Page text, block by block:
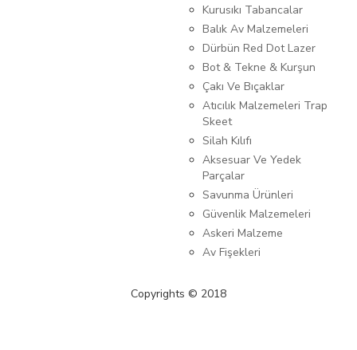
Kurusıkı Tabancalar
Balık Av Malzemeleri
Dürbün Red Dot Lazer
Bot & Tekne & Kurşun
Çakı Ve Bıçaklar
Atıcılık Malzemeleri Trap
Skeet
Silah Kılıfı
Aksesuar Ve Yedek
Parçalar
Savunma Ürünleri
Güvenlik Malzemeleri
Askeri Malzeme
Av Fişekleri
Copyrights © 2018